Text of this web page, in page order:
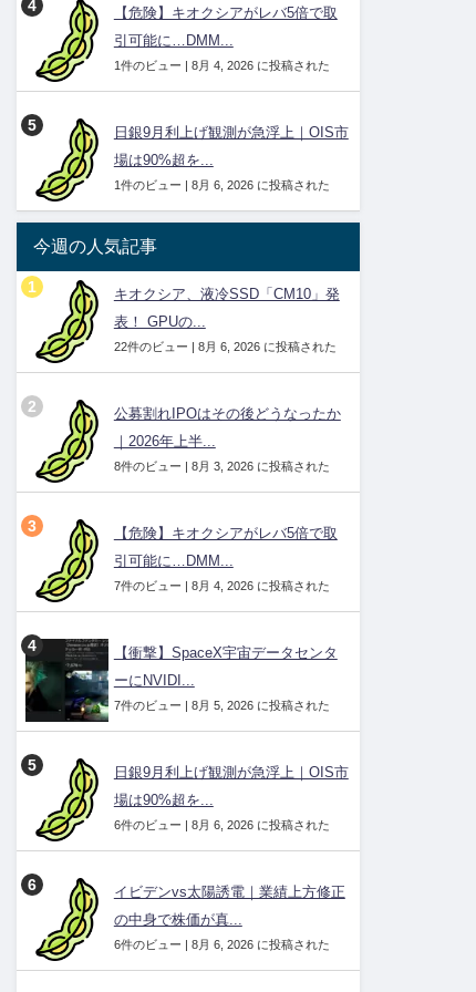
【危険】キオクシアがレバ5倍で取
引可能に…DMM...
1件のビュー | 8月 4, 2026 に投稿された
日銀9月利上げ観測が急浮上｜OIS市
場は90%超を...
1件のビュー | 8月 6, 2026 に投稿された
今週の人気記事
キオクシア、液冷SSD「CM10」発
表！ GPUの...
22件のビュー | 8月 6, 2026 に投稿された
公募割れIPOはその後どうなったか
｜2026年上半...
8件のビュー | 8月 3, 2026 に投稿された
【危険】キオクシアがレバ5倍で取
引可能に…DMM...
7件のビュー | 8月 4, 2026 に投稿された
【衝撃】SpaceX宇宙データセンタ
ーにNVIDI...
7件のビュー | 8月 5, 2026 に投稿された
日銀9月利上げ観測が急浮上｜OIS市
場は90%超を...
6件のビュー | 8月 6, 2026 に投稿された
イビデンvs太陽誘電｜業績上方修正
の中身で株価が真...
6件のビュー | 8月 6, 2026 に投稿された